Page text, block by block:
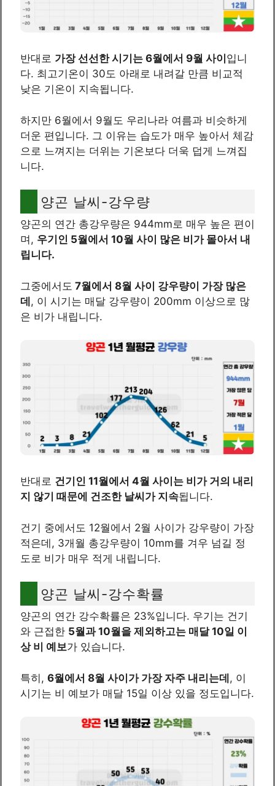
반대로 가장 선선한 시기는 6월에서 9월 사이 입니
다. 최고기온이 30도 아래로 내려갈 만큼 비교적
낮은 기온이 지속됩니다.
하지만 6월에서 9월도 우리나라 여름과 비슷하게
더운 편입니다. 그 이유는 습도가 매우 높아서 체감
으로 느껴지는 더위는 기온보다 더욱 덥게 느껴집
니다.
양곤 날씨-강우량
양곤의 연간 총강우량은 944mm로 매우 높은 편이
며, 우기인 5월에서 10월 사이 많은 비가 몰아서 내
립니다.
그중에서도 7월에서 8월 사이 강우량이 가장 많은
데, 이 시기는 매달 강우량이 200mm 이상으로 많
은 비가 내립니다.
반대로 건기인 11월에서 4월 사이는 비가 거의 내리
지 않기 때문에 건조한 날씨가 지속됩니다.
건기 중에서도 12월에서 2월 사이가 강우량이 가장
적은데, 3개월 총강우량이 10mm를 겨우 넘길 정
도로 비가 매우 적게 내립니다.
양곤 날씨-강수확률
양곤의 연간 강수확률은 23%입니다. 우기는 건기
와 근접한 5월과 10월을 제외하고는 매달 10일 이
상 비 예보가 있습니다.
특히, 6월에서 8월 사이가 가장 자주 내리는데, 이
시기는 비 예보가 매달 15일 이상 있을 정도입니다.